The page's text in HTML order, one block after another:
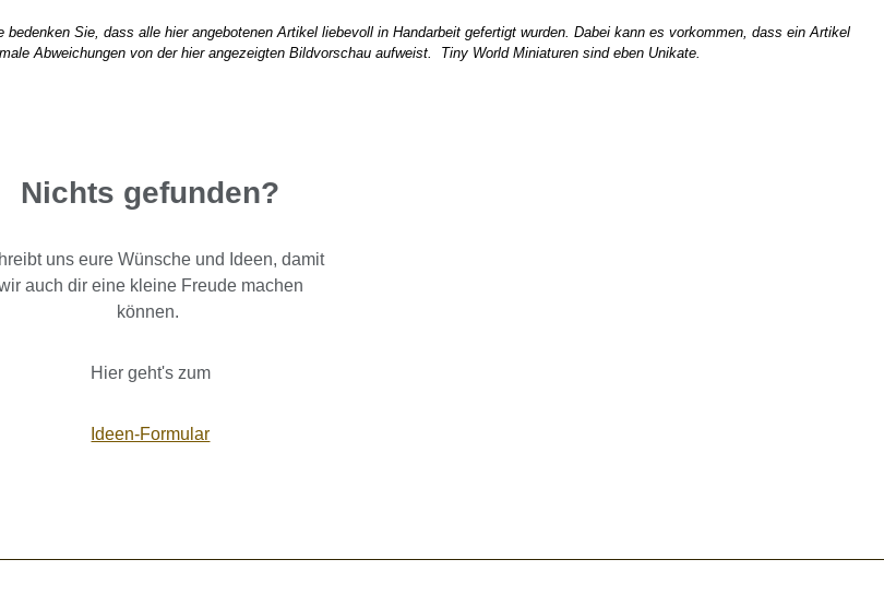
bedenken Sie, dass alle hier angebotenen Artikel liebevoll in Handarbeit gefertigt wurden. Dabei kann es vorkommen, dass ein Artikel
Abweichungen von der hier angezeigten Bildvorschau aufweist. Tiny World Miniaturen sind eben Unikate.
Nichts gefunden?
uns eure Wünsche und Ideen, damit
auch dir eine kleine Freude machen
können.
Hier geht's zum
Ideen-Formular